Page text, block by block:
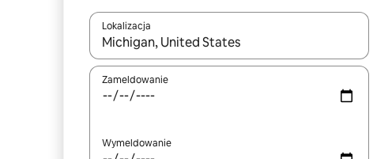
Lokalizacja
Gdy wyniki będą dostępne, możesz poruszać się po
Zameldowanie
Wymeldowanie